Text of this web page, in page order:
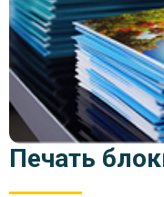
Печать